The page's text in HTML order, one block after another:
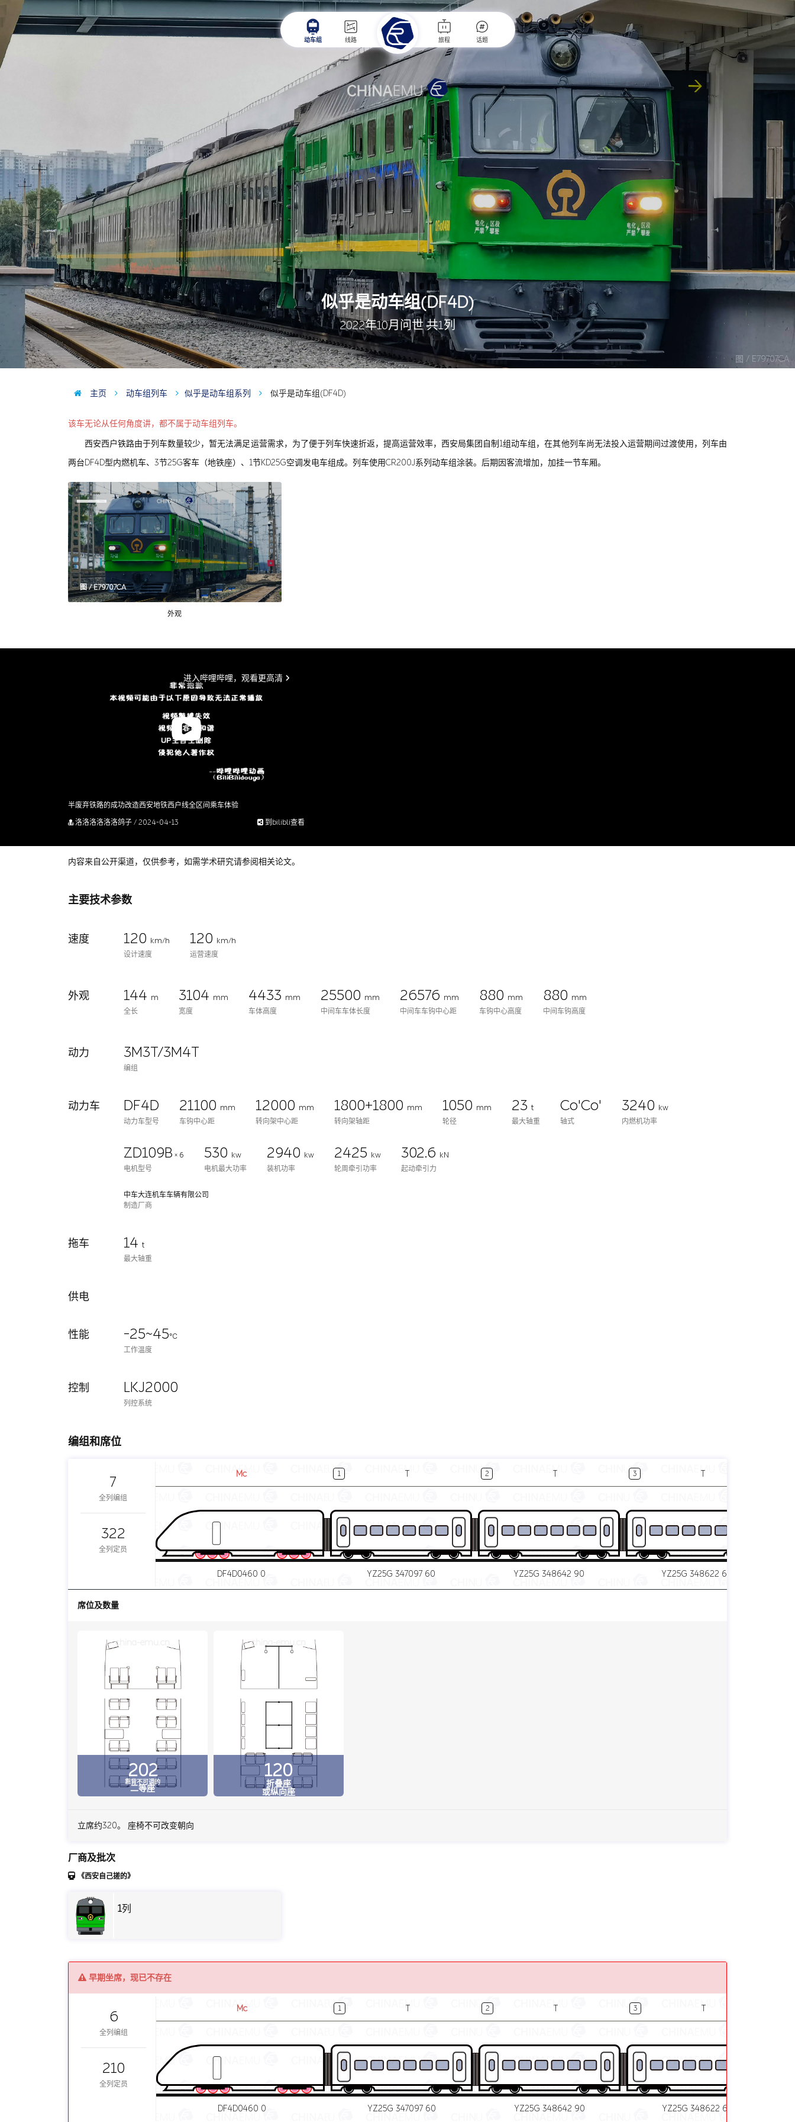
动车组 线路 旅程 话题
图 / E79707CA
似乎是动车组(DF4D)
2022年10月问世 共1列
主页 动车组列车 似乎是动车组系列 似乎是动车组(DF4D)
该车无论从任何角度讲，都不属于动车组列车。
西安西户铁路由于列车数量较少，暂无法满足运营需求，为了便于列车快速折返，提高运营效率，西安局集团自制1组动车组，在其他列车尚无法投入运营期间过渡使用，列车由
两台DF4D型内燃机车、3节25G客车（地铁座）、1节KD25G空调发电车组成。列车使用CR200J系列动车组涂装。后期因客流增加，加挂一节车厢。
图 / E79707CA
外观
半废弃铁路的成功改造西安地铁西户线全区间乘车体验
到bilibli查看
洛洛洛洛洛洛鸽子 / 2024-04-13
内容来自公开渠道，仅供参考，如需学术研究请参阅相关论文。
主要技术参数
速度 120
km/h
设计速度
120
km/h
运营速度
外观 144 m
全长
3104 mm
宽度
4433 mm
车体高度
25500 mm
中间车车体长度
26576 mm
中间车车钩中心距
880 mm
车钩中心高度
880 mm
中间车钩高度
动力 3M3T/3M4T
编组
动力车 DF4D
动力车型号
21100 mm
车钩中心距
12000 mm
转向架中心距
1800+1800 mm
转向架轴距
1050 mm
轮径
23t
最大轴重
Co'Co'
轴式
3240
kw
内燃机功率
ZD109B × 6
电机型号
530
kw
电机最大功率
2940
kw
装机功率
2425
kw
轮周牵引功率
302.6
kN
起动牵引力
中车大连机车车辆有限公司
制造厂商
拖车 14t
最大轴重
供电
性能 -25~45℃
工作温度
控制 LKJ2000
列控系统
编组和席位
7
全列编组
322
全列定员
Mc
DF4D0460 0
1 T
YZ25G 347097 60
2 T
YZ25G 348642 90
3 T
YZ25G 348622 60
席位及数量
202
靠背不可调的
二等座
china-emu.cn
120
折叠座
或纵向座
china-emu.cn
立席约320。 座椅不可改变朝向
厂商及批次
《西安自己搓的》
1列
早期坐席，现已不存在
6
全列编组
210
全列定员
Mc
DF4D0460 0
1 T
YZ25G 347097 60
2 T
YZ25G 348642 90
3 T
YZ25G 348622 60